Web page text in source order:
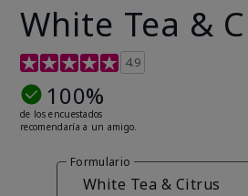
White Tea &
Calificación de clientes de 4,7 de 5
4.9
100%
de los encuestados
recomendaría a un amigo.
Formulario
White Tea & Citrus